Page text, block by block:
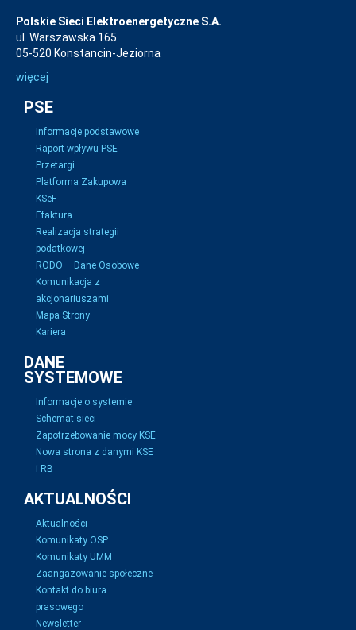
Polskie Sieci Elektroenergetyczne S.A.
ul. Warszawska 165
05-520 Konstancin-Jeziorna
więcej
PSE
Informacje podstawowe
Raport wpływu PSE
Przetargi
Platforma Zakupowa
KSeF
Efaktura
Realizacja strategii
podatkowej
RODO – Dane Osobowe
Komunikacja z
akcjonariuszami
Mapa Strony
Kariera
DANE
SYSTEMOWE
Informacje o systemie
Schemat sieci
Zapotrzebowanie mocy KSE
Nowa strona z danymi KSE
i RB
AKTUALNOŚCI
Aktualności
Komunikaty OSP
Komunikaty UMM
Zaangażowanie społeczne
Kontakt do biura
prasowego
Newsletter